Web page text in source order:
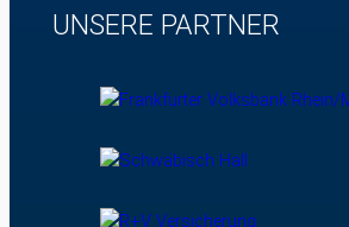
UNSERE PARTNER